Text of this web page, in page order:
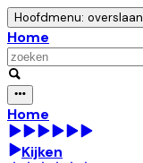
Hoofdmenu: overslaan
Home
Home
Kijken